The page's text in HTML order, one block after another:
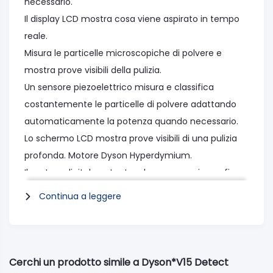
Il display LCD mostra cosa viene aspirato in tempo
reale.
Misura le particelle microscopiche di polvere e
mostra prove visibili della pulizia.
Un sensore piezoelettrico misura e classifica
costantemente le particelle di polvere adattando
automaticamente la potenza quando necessario.
Lo schermo LCD mostra prove visibili di una pulizia
profonda. Motore Dyson Hyperdymium.
Il motore digitale potente e leggero raggiunge fino a
125.000 giri generando 240 aw di potenza.
casa.
Continua a leggere
Cerchi un prodotto simile a Dyson*V15 Detect